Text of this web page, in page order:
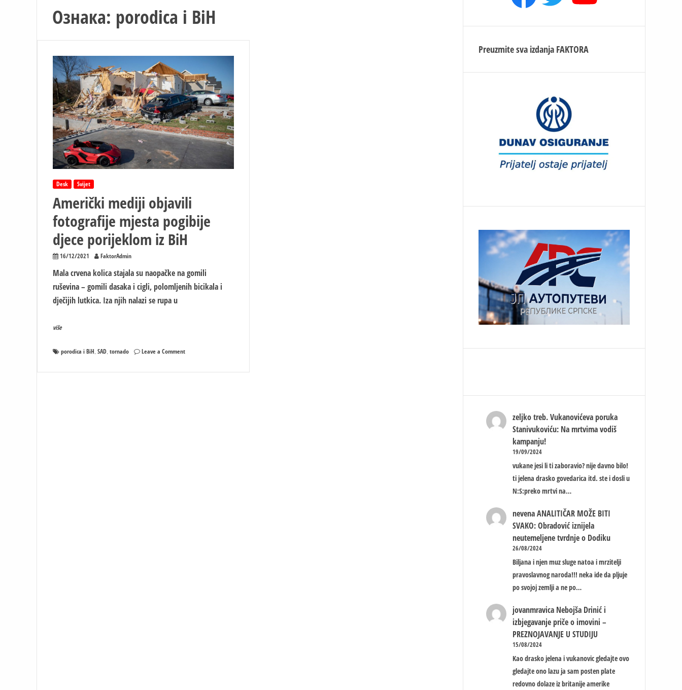
Ознака: porodica i BiH
Desk Svijet
Američki mediji objavili
fotografije mjesta pogibije
djece porijeklom iz BiH
16/12/2021 FaktorAdmin
Mala crvena kolica stajala su naopačke na gomili
ruševina – gomili dasaka i cigli, polomljenih bicikala i
dječijih lutkica. Iza njih nalazi se rupa u
više
porodica i BiH, SAD, tornado Leave a Commenton
mediji
Preuzmite sva izdanja FAKTORA
zeljko treb. Vukanovićeva poruka
Stanivukoviću: Na mrtvima vodiš
kampanju!
19/09/2024
vukane jesi li ti zaboravio? nije davno bilo!
ti jelena drasko govedarica itd. ste i dosli u
N:S:preko mrtvi na…
nevena ANALITIČAR MOŽE BITI
SVAKO: Obradović iznijela
neutemeljene tvrdnje o Dodiku
26/08/2024
Biljana i njen muz sluge natoa i mrzitelji
pravoslavnog naroda!!! neka ide da pljuje
po svojoj zemlji a ne po…
jovanmravica Nebojša Drinić i
izbjegavanje priče o imovini –
PREZNOJAVANJE U STUDIJU
15/08/2024
Kao drasko jelena i vukanovic gledajte ovo
gledajte ono lazu ja sam posten plate
redovno dolaze iz britanije amerike